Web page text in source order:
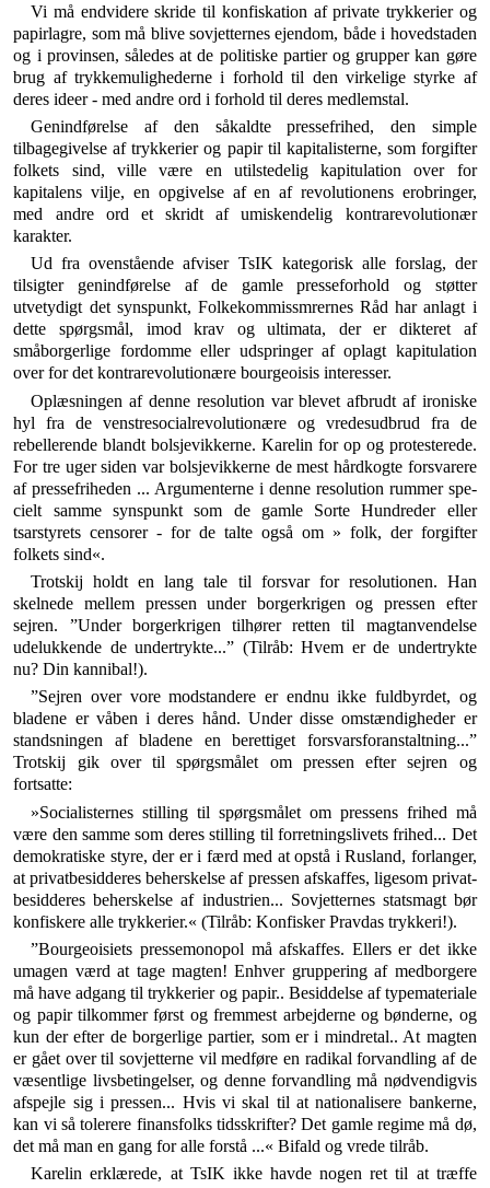
Vi må endvidere skride til konfiskation af private trykke­rier og
papirlagre, som må blive sovjetternes ejendom, både i hovedstaden
og i provinsen, således at de politiske partier og grupper kan gøre
brug af trykkemulighederne i forhold til den virkelige styrke af
deres ideer - med andre ord i forhold til deres medlemstal.
Genindførelse af den såkaldte pressefrihed, den simple
tilbagegivelse af trykkerier og papir til kapitalisterne, som for­gifter
folkets sind, ville være en utilstedelig kapitulation over for
kapitalens vilje, en opgivelse af en af revolutionens erob­ringer,
med andre ord et skridt af umiskendelig kontrarevolu­tionær
karakter.
Ud fra ovenstående afviser TsIK kategorisk alle forslag, der
tilsigter genindførelse af de gamle presseforhold og støtter
utvetydigt det synspunkt, Folkekommissmrernes Råd har anlagt i
dette spørgsmål, imod krav og ultimata, der er dikteret af
småborgerlige fordomme eller udspringer af oplagt kapitula­tion
over for det kontrarevolutionære bourgeoisis interesser.
Oplæsningen af denne resolution var blevet afbrudt af ironiske
hyl fra de venstresocialrevolutionære og vre­desudbrud fra de
rebellerende blandt bolsjevikkerne. Karelin for op og protesterede.
For tre uger siden var bolsjevikkerne de mest hårdkogte forsvarere
af pressefri­heden ... Argumenterne i denne resolution rummer spe­
cielt samme synspunkt som de gamle Sorte Hundreder eller
tsarstyrets censorer - for de talte også om » folk, der forgifter
folkets sind«.
Trotskij holdt en lang tale til forsvar for resolutionen. Han
skelnede mellem pressen under borgerkrigen og pressen efter
sejren. ”Under borgerkrigen tilhører ret­ten til magtanvendelse
udelukkende de undertrykte...” (Tilråb: Hvem er de undertrykte
nu? Din kannibal!).
”Sejren over vore modstandere er endnu ikke fuld­byrdet, og
bladene er våben i deres hånd. Under disse omstændigheder er
standsningen af bladene en beret­tiget forsvarsforanstaltning...”
Trotskij gik over til spørgsmålet om pressen efter sejren og
fortsatte:
»Socialisternes stilling til spørgsmålet om pressens frihed må
være den samme som deres stilling til forret­ningslivets frihed... Det
demokratiske styre, der er i færd med at opstå i Rusland, forlanger,
at privatbesid­deres beherskelse af pressen afskaffes, ligesom privat­
besidderes beherskelse af industrien... Sovjetternes statsmagt bør
konfiskere alle trykkerier.« (Tilråb: Kon­fisker Pravdas trykkeri!).
”Bourgeoisiets pressemonopol må afskaffes. Ellers er det ikke
umagen værd at tage magten! Enhver gruppe­ring af medborgere
må have adgang til trykkerier og pa­pir.. Besiddelse af typemateriale
og papir tilkommer først og fremmest arbejderne og bønderne, og
kun der efter de borgerlige partier, som er i mindretal.. At magten
er gået over til sovjetterne vil medføre en radi­kal forvandling af de
væsentlige livsbetingelser, og denne forvandling må nødvendigvis
afspejle sig i pressen... Hvis vi skal til at nationalisere bankerne,
kan vi så tole­rere finansfolks tidsskrifter? Det gamle regime må dø,
det må man en gang for alle forstå ...« Bifald og vrede tilråb.
Karelin erklærede, at TsIK ikke havde nogen ret til at træffe